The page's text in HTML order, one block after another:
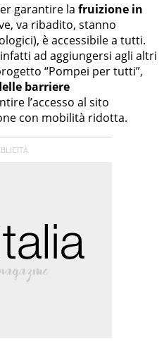
garantire la fruizione in
va ribadito, stanno
è accessibile a tutti.
ad aggiungersi agli altri
“Pompei per tutti”,
barriere
l’accesso al sito
con mobilità ridotta.